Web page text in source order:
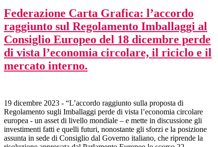
Federazione Carta Grafica: l’accordo
raggiunto sul Regolamento Imballaggi al
Consiglio Europeo del 18 dicembre perde
di vista l’economia circolare, il riciclo e il
mercato interno.
19 dicembre 2023 - “L’accordo raggiunto sulla proposta di
Regolamento sugli Imballaggi perde di vista l’economia circolare
europea - un asset di livello mondiale – e mette in discussione gli
investimenti fatti e quelli futuri, nonostante gli sforzi e la posizione
assunta in sede di Consiglio dal Governo italiano, che riprende la